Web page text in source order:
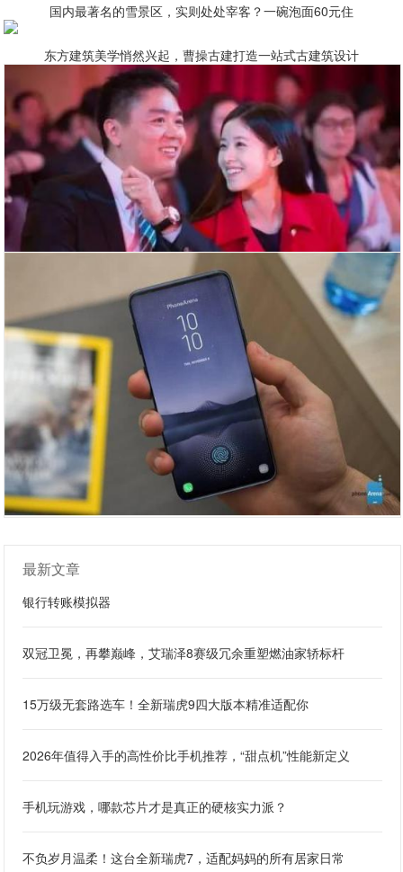
国内最著名的雪景区，实则处处宰客？一碗泡面60元住
东方建筑美学悄然兴起，曹操古建打造一站式古建筑设计
最新文章
银行转账模拟器
双冠卫冕，再攀巅峰，艾瑞泽8赛级冗余重塑燃油家轿标杆
15万级无套路选车！全新瑞虎9四大版本精准适配你
2026年值得入手的高性价比手机推荐，“甜点机”性能新定义
手机玩游戏，哪款芯片才是真正的硬核实力派？
不负岁月温柔！这台全新瑞虎7，适配妈妈的所有居家日常